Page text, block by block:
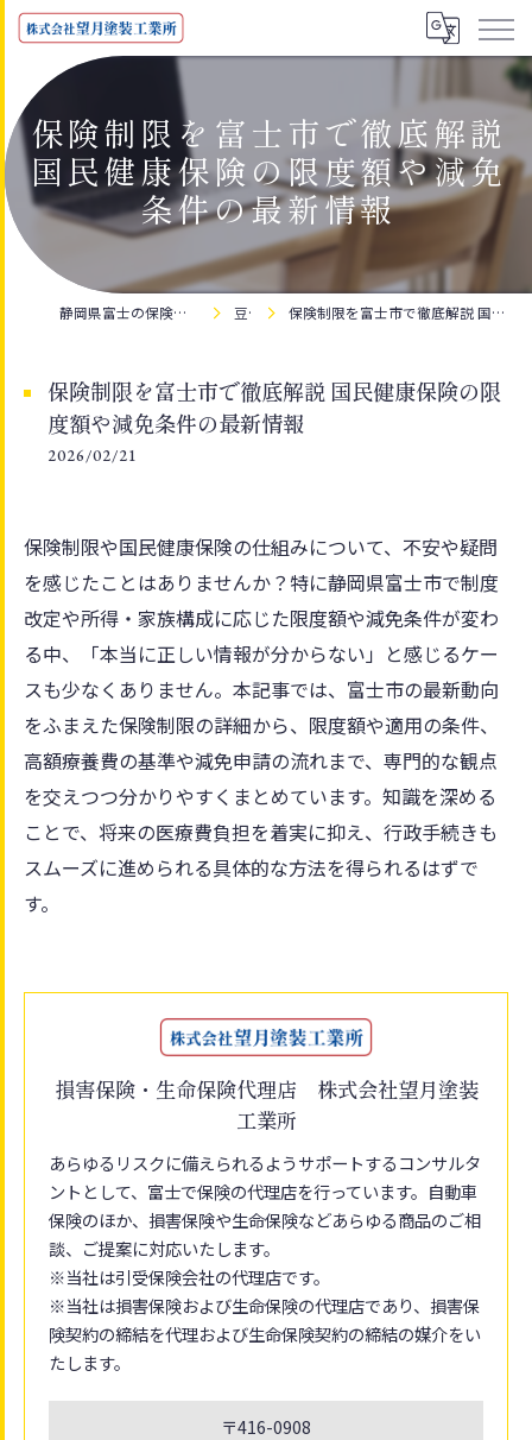
保険制限を富士市で徹底解説
国民健康保険の限度額や減免
条件の最新情報
静岡県富士の保険なら株式会社望月塗装工業所 豆知識 保険制限を富士市で徹底解説 国民健康保険の限度額や減免条件の最新情報
保険制限を富士市で徹底解説 国民健康保険の限
度額や減免条件の最新情報
2026/02/21
保険制限や国民健康保険の仕組みについて、不安や疑問
を感じたことはありませんか？特に静岡県富士市で制度
改定や所得・家族構成に応じた限度額や減免条件が変わ
る中、「本当に正しい情報が分からない」と感じるケー
スも少なくありません。本記事では、富士市の最新動向
をふまえた保険制限の詳細から、限度額や適用の条件、
高額療養費の基準や減免申請の流れまで、専門的な観点
を交えつつ分かりやすくまとめています。知識を深める
ことで、将来の医療費負担を着実に抑え、行政手続きも
スムーズに進められる具体的な方法を得られるはずで
す。
損害保険・生命保険代理店 株式会社望月塗装
工業所
あらゆるリスクに備えられるようサポートするコンサルタ
ントとして、富士で保険の代理店を行っています。自動車
保険のほか、損害保険や生命保険などあらゆる商品のご相
談、ご提案に対応いたします。
※当社は引受保険会社の代理店です。
※当社は損害保険および生命保険の代理店であり、損害保
険契約の締結を代理および生命保険契約の締結の媒介をい
たします。
〒416-0908